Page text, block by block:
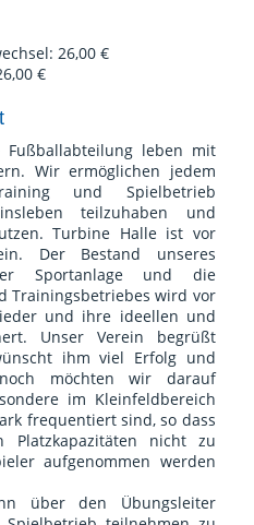
26,00 €
€
leben mit
Wir ermöglichen jedem
und Spielbetrieb
teilzuhaben und
Turbine Halle ist vor
Der Bestand unseres
Sportanlage und die
Trainingsbetriebes wird vor
und ihre ideellen und
Unser Verein begrüßt
ihm viel Erfolg und
möchten wir darauf
im Kleinfeldbereich
frequentiert sind, so dass
Platzkapazitäten nicht zu
aufgenommen werden
über den Übungsleiter